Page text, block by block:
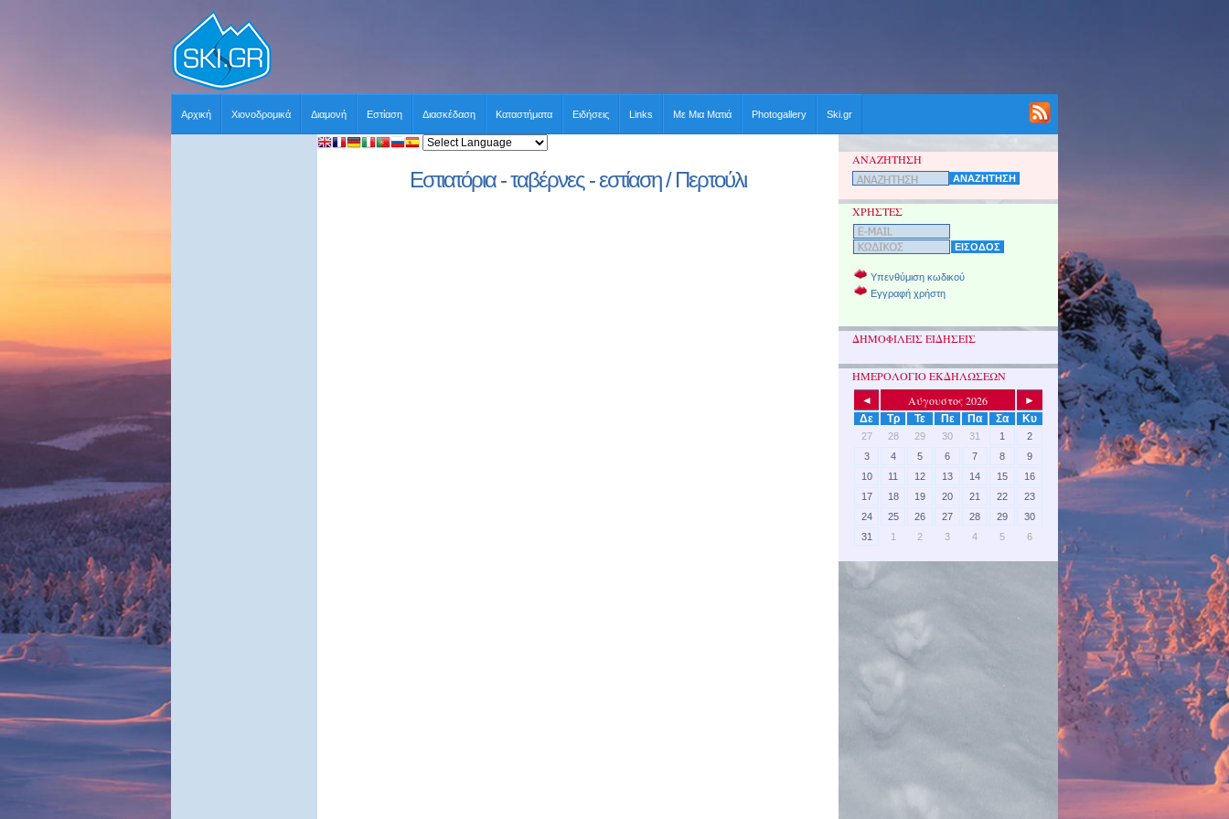
Αρχική Χιονοδρομικά Διαμονή Εστίαση Διασκέδαση Καταστήματα Ειδήσεις Links Με Μια Ματιά Photogallery Ski.gr
Εστιατόρια - ταβέρνες - εστίαση / Περτούλι
ΑΝΑΖΗΤΗΣΗ
ΧΡΗΣΤΕΣ
Υπενθύμιση κωδικού
Εγγραφή χρήστη
ΔΗΜΟΦΙΛΕΙΣ ΕΙΔΗΣΕΙΣ
ΗΜΕΡΟΛΟΓΙΟ ΕΚΔΗΛΩΣΕΩΝ
◄ Αύγουστος 2026
►
Δε
Τρ Τε Πε Πα Σα Κυ
27 28 29 30 31 1
2
3
4 5 6 7 8
9
10
11 12 13 14 15
16
17
18 19 20 21 22
23
24
25 26 27 28 29
30
31
1 2 3 4 5 6